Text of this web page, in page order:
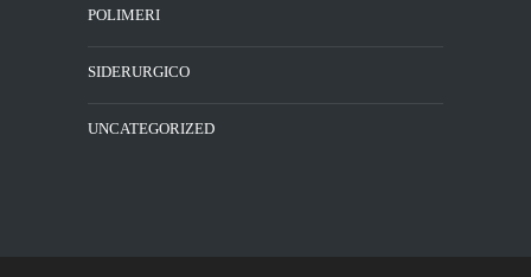
POLIMERI
SIDERURGICO
UNCATEGORIZED